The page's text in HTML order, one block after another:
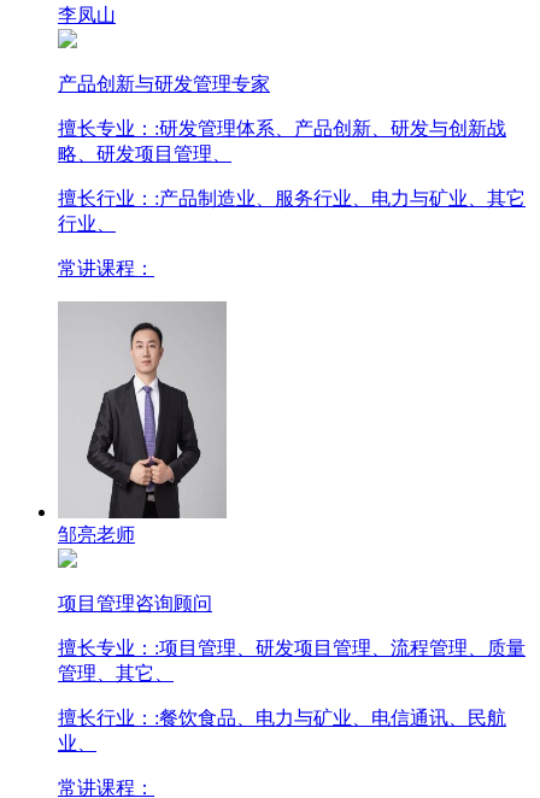
李凤山
产品创新与研发管理专家
擅长专业： :研发管理体系、产品创新、研发与创新战
略、研发项目管理、
擅长行业： :产品制造业、服务行业、电力与矿业、其它
行业、
常讲课程：
邹亮老师
项目管理咨询顾问
擅长专业： :项目管理、研发项目管理、流程管理、质量
管理、其它、
擅长行业： :餐饮食品、电力与矿业、电信通讯、民航
业、
常讲课程：